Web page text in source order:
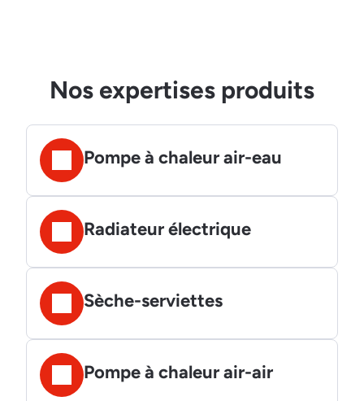
Nos expertises produits
Pompe à chaleur air-eau
Radiateur électrique
Sèche-serviettes
Pompe à chaleur air-air